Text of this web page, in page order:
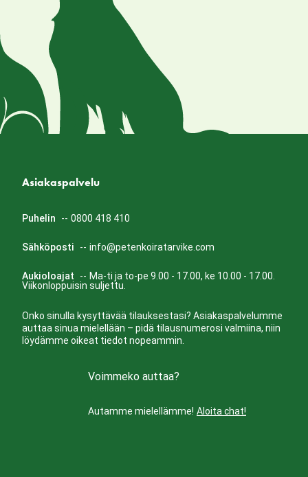
Asiakaspalvelu
Puhelin -- 0800 418 410
Sähköposti -- info@petenkoiratarvike.com
Aukioloajat -- Ma-ti ja to-pe 9.00 - 17.00, ke 10.00 - 17.00.
Viikonloppuisin suljettu.
Onko sinulla kysyttävää tilauksestasi? Asiakaspalvelumme
auttaa sinua mielellään – pidä tilausnumerosi valmiina, niin
löydämme oikeat tiedot nopeammin.
Voimmeko auttaa?
Autamme mielellämme! Aloita chat!